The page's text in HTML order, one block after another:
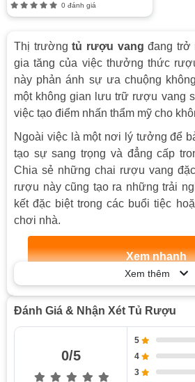
0 đánh giá
Thị trườngtủ rượu vang đang trở
gia tăng của việc thưởng thức
này phản ánh sự ưa chuộng
một không gian lưu trữ rượu vang
việc tạo điểm nhấn thẩm mỹ cho
Ngoài việc là một nơi lý tưởng để
tạo sự sang trọng và đẳng cấp
Chia sẻ những chai rượu vang
rượu này cũng tạo ra những trải
kết đặc biệt trong các buổi tiệc
chơi nhà.
Xem nhanh
Vai trò của tủ trữ rượu vang
Tại sao nên sử dụng?
Các loại tủ rượu bảo quản phổ
Theo kiểu dáng của tủ trữ
Theo kích thước của tủ rượu
Xem thêm
Đánh Giá & Nhận Xét Tủ Rượu
0/5
5
4
3